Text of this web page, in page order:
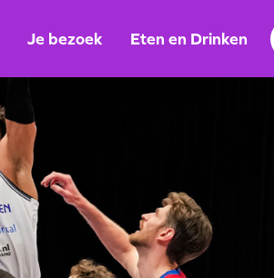
Je bezoek Eten en Drinken